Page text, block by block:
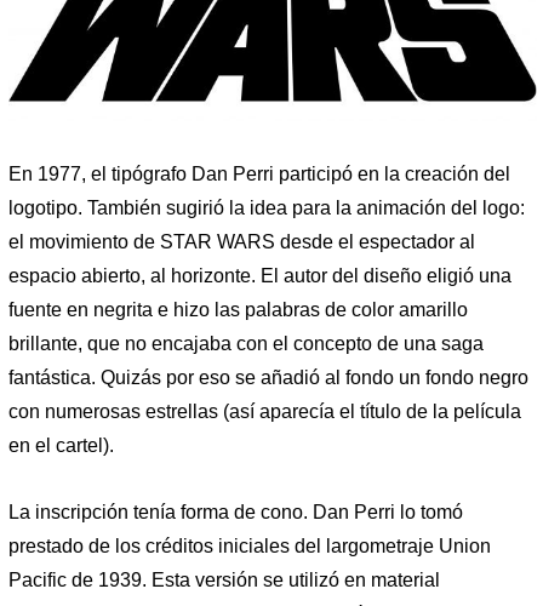
En 1977, el tipógrafo Dan Perri participó en la creación del
logotipo. También sugirió la idea para la animación del logo:
el movimiento de STAR WARS desde el espectador al
espacio abierto, al horizonte. El autor del diseño eligió una
fuente en negrita e hizo las palabras de color amarillo
brillante, que no encajaba con el concepto de una saga
fantástica. Quizás por eso se añadió al fondo un fondo negro
con numerosas estrellas (así aparecía el título de la película
en el cartel).
La inscripción tenía forma de cono. Dan Perri lo tomó
prestado de los créditos iniciales del largometraje Union
Pacific de 1939. Esta versión se utilizó en material